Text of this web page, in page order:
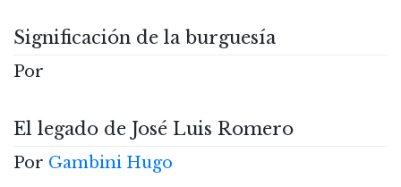
Significación de la burguesía
Por
El legado de José Luis Romero
Por Gambini Hugo